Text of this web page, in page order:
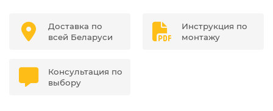
Доставка по
всей Беларуси
Инструкция по
монтажу
Консультация по
выбору